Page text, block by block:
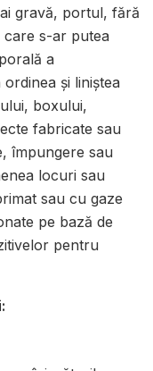
gravă, portul, fără
s-ar putea
a
şi liniştea
boxului,
fabricate sau
împungere sau
locuri sau
sau cu gaze
pe bază de
pentru